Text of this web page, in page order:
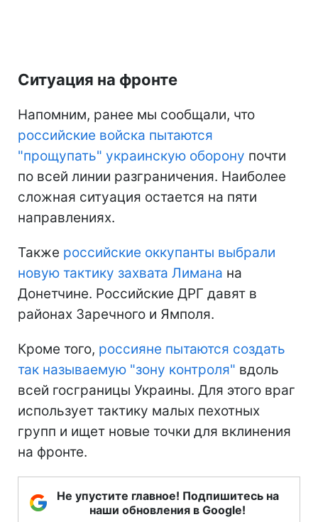
Ситуация на фронте
Напомним, ранее мы сообщали, что
российские войска пытаются
"прощупать" украинскую оборону почти
по всей линии разграничения. Наиболее
сложная ситуация остается на пяти
направлениях.
Также российские оккупанты выбрали
новую тактику захвата Лимана на
Донетчине. Российские ДРГ давят в
районах Заречного и Ямполя.
Кроме того, россияне пытаются создать
так называемую "зону контроля" вдоль
всей госграницы Украины. Для этого враг
использует тактику малых пехотных
групп и ищет новые точки для вклинения
на фронте.
Не упустите главное! Подпишитесь на
наши обновления в Google!